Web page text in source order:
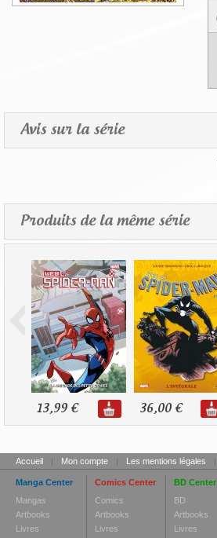
Avis sur la série
Produits de la même série
13,99 € 36,00 €
Accueil | Mon compte | Les mentions légales |
Manga Center
Mangas
Artbooks
Livres
Comics Center
Comics
Artbooks
Livres
BD Center
BD
Artbooks
Livres